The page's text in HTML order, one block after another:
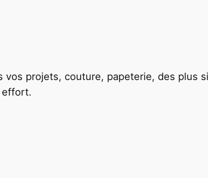
projets, couture, papeterie, des plus
effort.